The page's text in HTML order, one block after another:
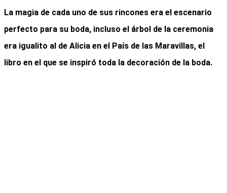
La magia de cada uno de sus rincones era el escenario
perfecto para su boda, incluso el árbol de la ceremonia
era igualito al de Alicia en el País de las Maravillas, el
libro en el que se inspiró toda la decoración de la boda.